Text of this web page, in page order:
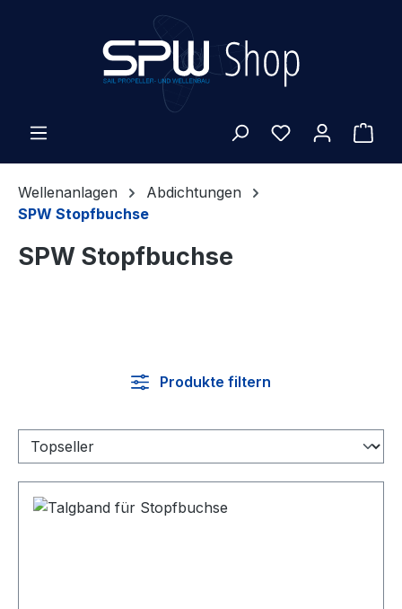
Zum Hauptinhalt springen
Wellenanlagen
Abdichtungen
SPW Stopfbuchse
SPW Stopfbuchse
Produkte filtern